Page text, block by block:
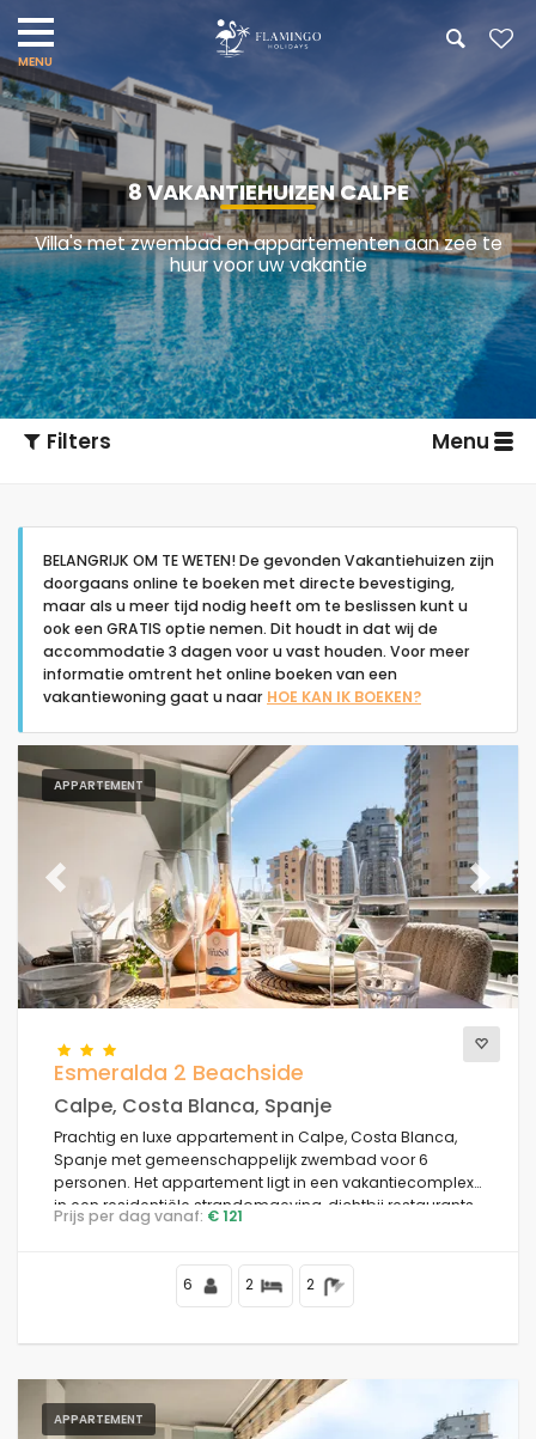
8 VAKANTIEHUIZEN CALPE
Villa's met zwembad en appartementen aan zee te
huur voor uw vakantie
Filters Menu
Type accommodatie
Mensen
Slaapkamers
Badkamers
Populaire diensten
Voorwaarden
BELANGRIJK OM TE WETEN! De gevonden Vakantiehuizen zijn
doorgaans online te boeken met directe bevestiging,
maar als u meer tijd nodig heeft om te beslissen kunt u
ook een GRATIS optie nemen. Dit houdt in dat wij de
accommodatie 3 dagen voor u vast houden. Voor meer
informatie omtrent het online boeken van een
vakantiewoning gaat u naar HOE KAN IK BOEKEN?
APPARTEMENT
Previous Next
Esmeralda 2 Beachside
Calpe, Costa Blanca, Spanje
Prachtig en luxe appartement in Calpe, Costa Blanca,
Spanje met gemeenschappelijk zwembad voor 6
personen. Het appartement ligt in een vakantiecomplex
in een residentiële strandomgeving, dichtbij restaurants
en bars, winkels en supermarkten, op 50 m van het
Calpe en 50 m van de Middellandse Zee.
Prijs per dag vanaf: € 121
6 2 2
APPARTEMENT